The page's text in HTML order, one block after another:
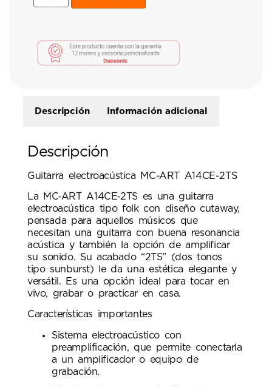
Descripción Información adicional
Descripción
Guitarra electroacústica MC-ART A14CE-2TS
La MC‑ART A14CE‑2TS es una guitarra
electroacústica tipo folk con diseño cutaway,
pensada para aquellos músicos que
necesitan una guitarra con buena resonancia
acústica y también la opción de amplificar
su sonido. Su acabado “2TS” (dos tonos
tipo sunburst) le da una estética elegante y
versátil. Es una opción ideal para tocar en
vivo, grabar o practicar en casa.
Características importantes
Sistema electroacústico con
preamplificación, que permite conectarla
a un amplificador o equipo de
grabación.